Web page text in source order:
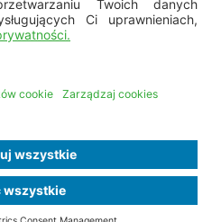
S.A.
Polityka cookies
REALIZACJA:PROFORMAT